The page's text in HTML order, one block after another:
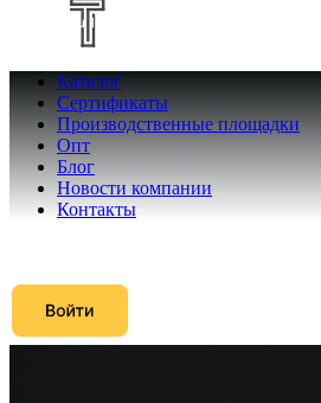
Каталог
Сертификаты
Производственные площадки
Опт
Блог
Новости компании
Контакты